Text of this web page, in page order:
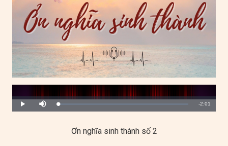
Play Mute Loaded
0%
Progress
0%
Remaining
-2:01
Ơn nghĩa sinh thành số 2